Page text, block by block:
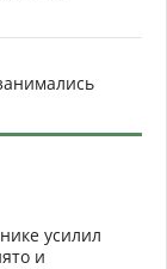
усилил
и